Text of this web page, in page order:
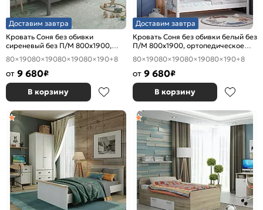
Доставим завтра
Кровать Соня без обивки
сиреневый без П/М 800x1900,
ортопедическое основание,
изголовье жесткое
80×19080×19080×19080×190+8
от 9 680₽
В корзину
Доставим завтра
Кровать Соня без обивки белый без
П/М 800x1900, ортопедическое
основание, изголовье жесткое
80×19080×19080×19080×190+8
от 9 680₽
В корзину